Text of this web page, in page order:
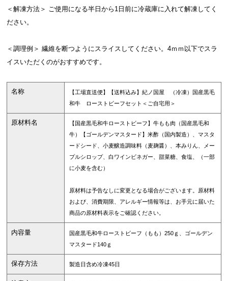
＜解凍方法＞ ご使用になる半日から1日前に冷蔵庫に入れて解凍してく
ださい。
＜調理例＞ 繊維を断つようにスライスしてください。4ｍｍ以下でスラ
イスいただくのがおすすめです。
名称
【工場直送便】【送料込み】紀ノ国屋 （冷凍）国産黒毛
和牛 ローストビーフセット＜ご自宅用＞
原材料名
【国産黒毛和牛ローストビーフ】牛もも肉（国産黒毛和
牛）【ゴールデンマスタード】米酢（国内製造）、マスタ
ードシード、小麦醸造調味料（麦麹醤）、本みりん、メー
プルシロップ、白ワインビネガー、甜菜糖、食塩、（一部
に小麦を含む）
原材料は予告なしに変更となる場合がございます。原材料
および、消費期限、アレルギー情報等は、お手元に届いた
商品の原材料表示をご確認ください。
内容量
国産黒毛和牛ローストビーフ（もも）250ｇ、ゴールデン
マスタード140ｇ
保存方法 製造日含め冷凍45日